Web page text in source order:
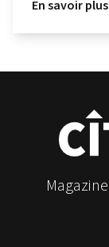
En savoir plus